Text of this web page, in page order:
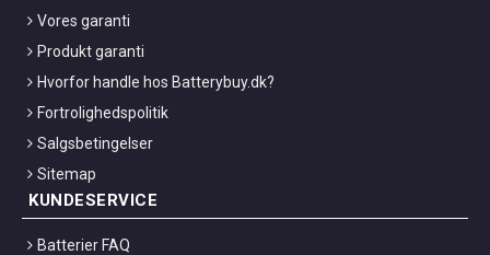
Vores garanti
Produkt garanti
Hvorfor handle hos Batterybuy.dk?
Fortrolighedspolitik
Salgsbetingelser
Sitemap
KUNDESERVICE
Batterier FAQ